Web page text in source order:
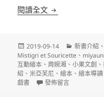
閱讀全文 翻譯新作介紹
發
佈
日
期:
2019-09-14
分
類
新書介紹
Mistigri et Souricette 、 miyauni
互動繪本 、 周婉湘 、小果文創 、
紹 、米亞芙尼 、繪本 、繪本導讀
戲書
在〈翻譯新作介紹：
發佈留言